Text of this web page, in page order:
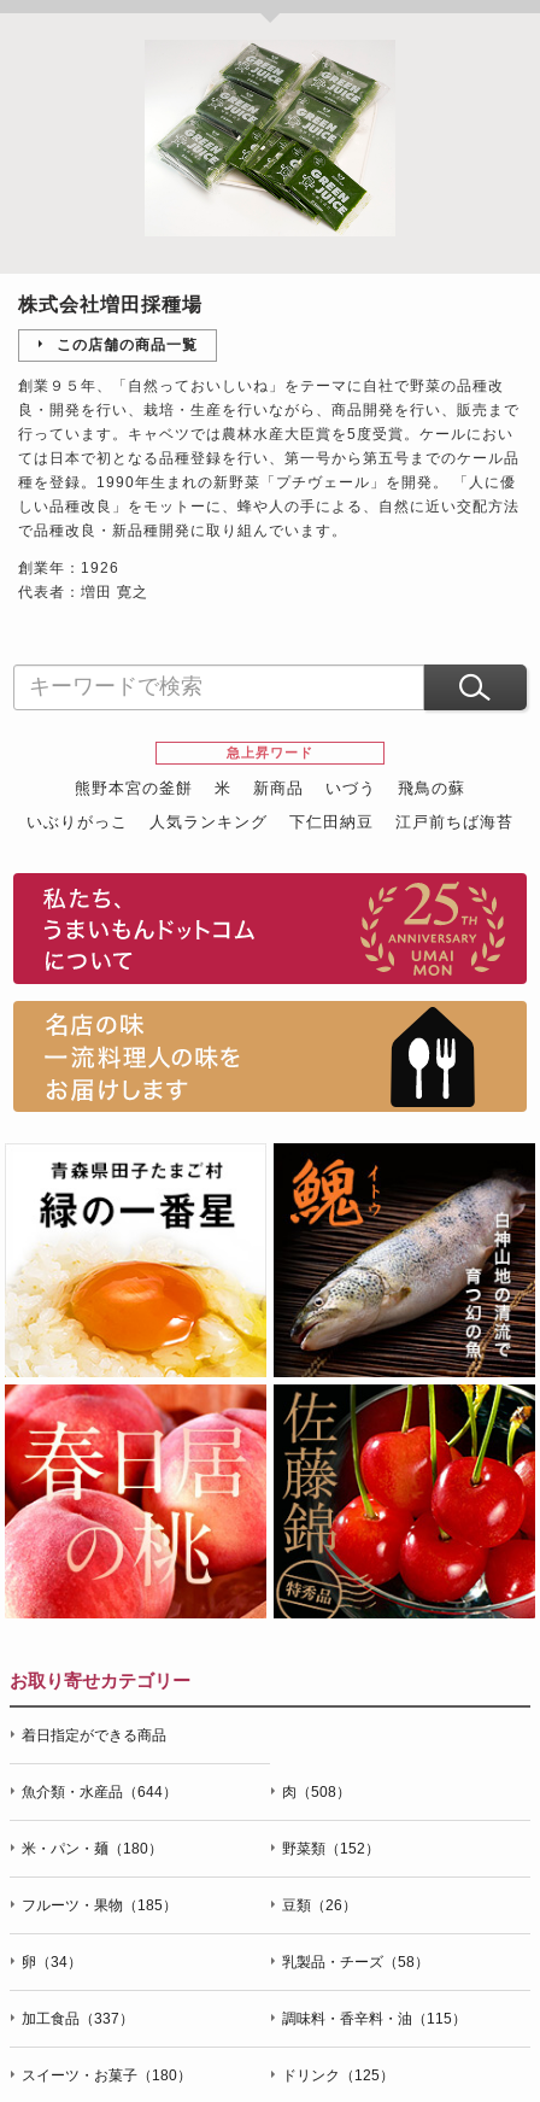
株式会社増田採種場
この店舗の商品一覧
創業９５年、「自然っておいしいね」をテーマに自社で野菜の品種改
良・開発を行い、栽培・生産を行いながら、商品開発を行い、販売まで
行っています。キャベツでは農林水産大臣賞を5度受賞。ケールにおい
ては日本で初となる品種登録を行い、第一号から第五号までのケール品
種を登録。1990年生まれの新野菜「プチヴェール」を開発。 「人に優
しい品種改良」をモットーに、蜂や人の手による、自然に近い交配方法
で品種改良・新品種開発に取り組んでいます。
創業年：1926
代表者：増田 寛之
急上昇ワード
熊野本宮の釜餅 米 新商品 いづう
飛鳥の蘇
いぶりがっこ
人気ランキング 下仁田納豆
江戸前ちば海苔
お取り寄せカテゴリー
着日指定ができる商品
魚介類・水産品（644） 肉（508）
米・パン・麺（180） 野菜類（152）
フルーツ・果物（185） 豆類（26）
卵（34） 乳製品・チーズ（58）
加工食品（337） 調味料・香辛料・油（115）
スイーツ・お菓子（180） ドリンク（125）